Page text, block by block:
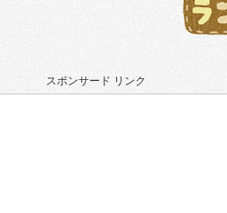
スポンサード リンク